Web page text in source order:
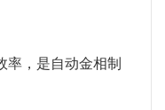
率，是自动金相制